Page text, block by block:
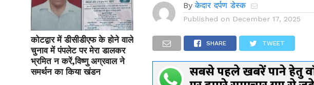
कोटद्वार में डीसीडीएफ के होने वाले
चुनाव में पंपलेट पर मेरा डालकर
भ्रमित न करें,विष्णु अग्रवाल ने
समर्थन का किया खंडन
By केदार दर्पण डेस्क
Published on December 17, 2025
SHARE TWEET